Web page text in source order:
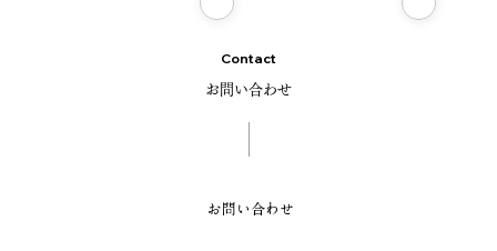
Contact
お問い合わせ
お問い合わせ